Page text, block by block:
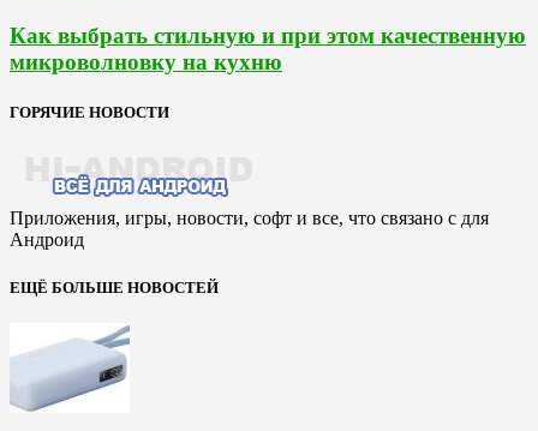
Как выбрать стильную и при этом качественную
микроволновку на кухню
ГОРЯЧИЕ НОВОСТИ
Приложения, игры, новости, софт и все, что связано с для
Андроид
ЕЩЁ БОЛЬШЕ НОВОСТЕЙ